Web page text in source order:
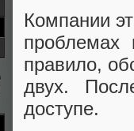
Компании
проблемах
правило,
двух.
доступе.